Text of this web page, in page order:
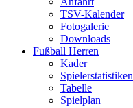
TSV-Kalender
Fotogalerie
Downloads
Fußball Herren
Kader
Spielerstatistiken
Tabelle
Spielplan